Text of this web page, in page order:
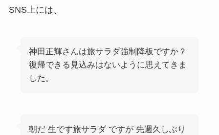
SNS上には、
神田正輝さんは旅サラダ強制降板ですか？
復帰できる見込みはないように思えてきま
した。
朝だ 生です旅サラダ ですが 先週久しぶり